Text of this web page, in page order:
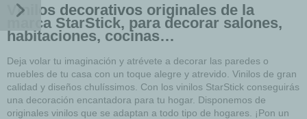
Vinilos decorativos originales de la
marca StarStick, para decorar salones,
habitaciones, cocinas…
Deja volar tu imaginación y atrévete a decorar las paredes o
muebles de tu casa con un toque alegre y atrevido. Vinilos de gran
calidad y diseños chulíssimos. Con los vinilos StarStick conseguirás
una decoración encantadora para tu hogar. Disponemos de
originales vinilos que se adaptan a todo tipo de hogares. ¡Pon un